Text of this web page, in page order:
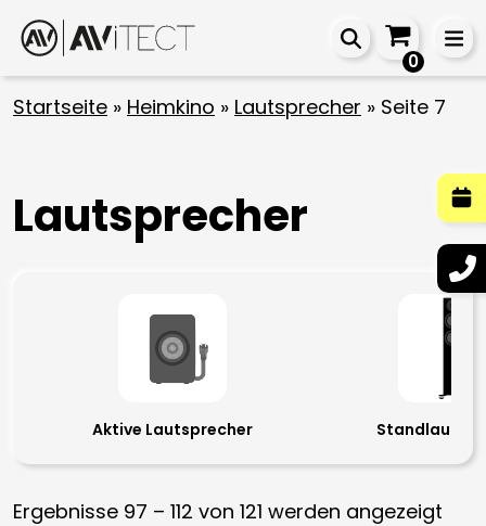
0
Startseite » Heimkino » Lautsprecher » Seite 7
Lautsprecher
Aktive Lautsprecher
Ergebnisse 97 – 112 von 121 werden angezeigt